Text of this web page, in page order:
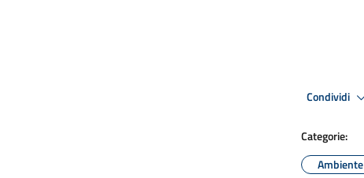
Condividi
Categorie:
Ambiente